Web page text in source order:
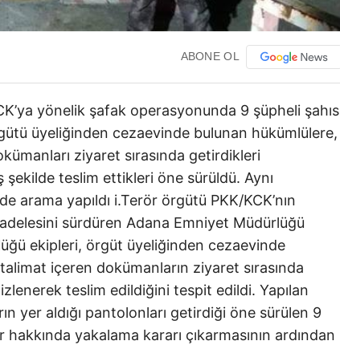
ABONE OL
yönelik şafak operasyonunda 9 şüpheli şahıs
üyeliğinden cezaevinde bulunan hükümlülere,
ziyaret sırasında getirdikleri
şekilde teslim ettikleri öne sürüldü. Aynı
arama yapıldı i.Terör örgütü PKK/KCK’nın
sürdüren Adana Emniyet Müdürlüğü
ekipleri, örgüt üyeliğinden cezaevinde
içeren dokümanların ziyaret sırasında
teslim edildiğini tespit edildi. Yapılan
yer aldığı pantolonları getirdiği öne sürülen 9
yakalama kararı çıkarmasının ardından